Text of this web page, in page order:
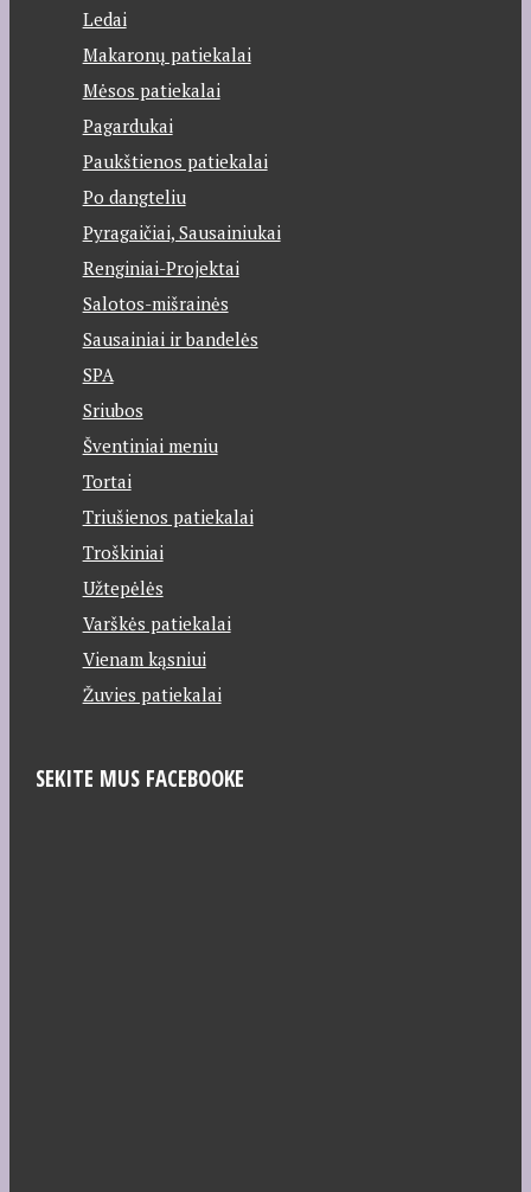
Ledai
Makaronų patiekalai
Mėsos patiekalai
Pagardukai
Paukštienos patiekalai
Po dangteliu
Pyragaičiai, Sausainiukai
Renginiai-Projektai
Salotos-mišrainės
Sausainiai ir bandelės
SPA
Sriubos
Šventiniai meniu
Tortai
Triušienos patiekalai
Troškiniai
Užtepėlės
Varškės patiekalai
Vienam kąsniui
Žuvies patiekalai
SEKITE MUS FACEBOOKE